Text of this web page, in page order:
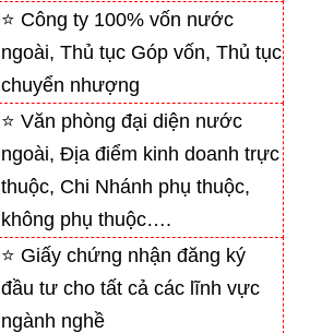
⭐ Công ty 100% vốn nước
ngoài, Thủ tục Góp vốn, Thủ tục
chuyển nhượng
⭐ Văn phòng đại diện nước
ngoài, Địa điểm kinh doanh trực
thuộc, Chi Nhánh phụ thuộc,
không phụ thuộc….
⭐ Giấy chứng nhận đăng ký
đầu tư cho tất cả các lĩnh vực
ngành nghề